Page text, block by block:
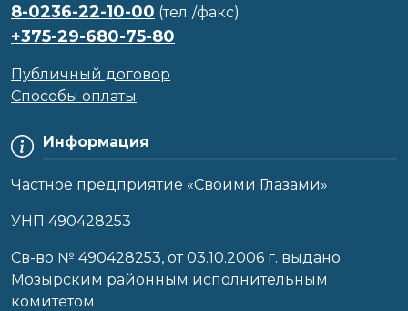
Информация
Частное предприятие «Своими Глазами»
УНП 490428253
Cв-во № 490428253, от 03.10.2006 г. выдано
Мозырским районным исполнительным
комитетом
8-0236-22-10-00 (тел./факс)
+375-29-680-75-80
Публичный договор
Способы оплаты